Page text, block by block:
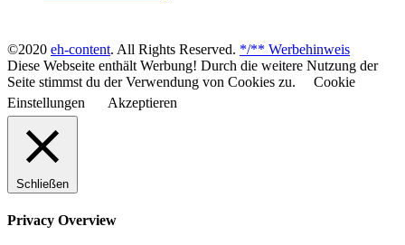
©2020 eh-content. All Rights Reserved. */** Werbehinweis
Diese Webseite enthält Werbung! Durch die weitere Nutzung der
Seite stimmst du der Verwendung von Cookies zu.
Cookie
Einstellungen
Akzeptieren
Schließen
Privacy Overview